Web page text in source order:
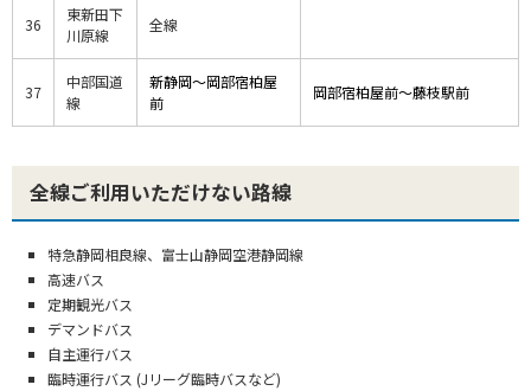
36
東新田下
川原線
全線
37
中部国道
線
新静岡～岡部宿柏屋
前
岡部宿柏屋前～藤枝駅前
全線ご利用いただけない路線
特急静岡相良線、富士山静岡空港静岡線
高速バス
定期観光バス
デマンドバス
自主運行バス
臨時運行バス (Jリーグ臨時バスなど)